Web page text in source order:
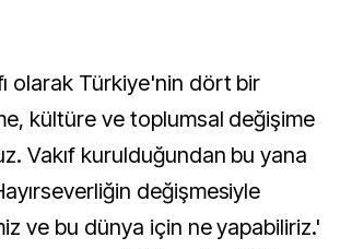
olarak Türkiye'nin dört bir
kültüre ve toplumsal değişime
Vakıf kurulduğundan bu yana
değişmesiyle
ve bu dünya için ne yapabiliriz.'